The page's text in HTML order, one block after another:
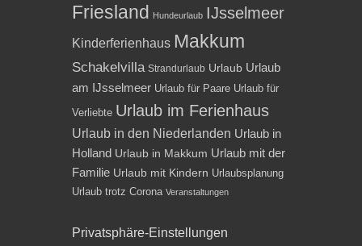
Friesland Hundeurlaub IJsselmeer
Kinderferienhaus Makkum
Schakelvilla Strandurlaub Urlaub Urlaub
am IJsselmeer Urlaub für Paare Urlaub für
Verliebte Urlaub im Ferienhaus
Urlaub in den Niederlanden Urlaub in
Holland Urlaub in Makkum Urlaub mit der
Familie Urlaub mit Kindern Urlaubsplanung
Urlaub trotz Corona Veranstaltungen
Privatsphäre-Einstellungen